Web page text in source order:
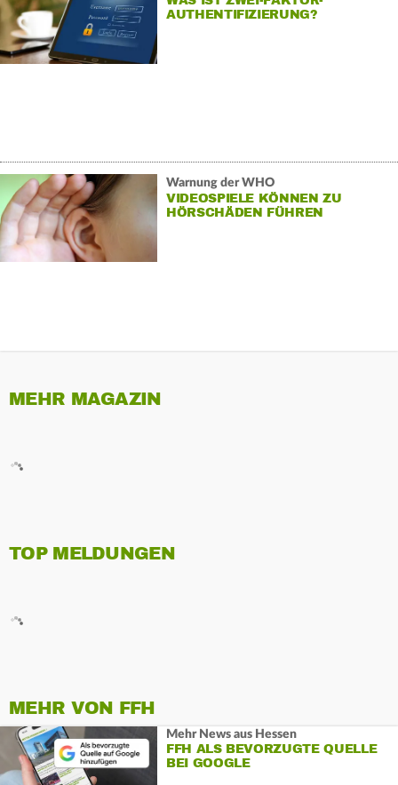
AUTHENTIFIZIERUNG?
Warnung der WHO
VIDEOSPIELE KÖNNEN ZU
HÖRSCHÄDEN FÜHREN
MEHR MAGAZIN
TOP MELDUNGEN
MEHR VON FFH
Mehr News aus Hessen
FFH ALS BEVORZUGTE QUELLE
BEI GOOGLE